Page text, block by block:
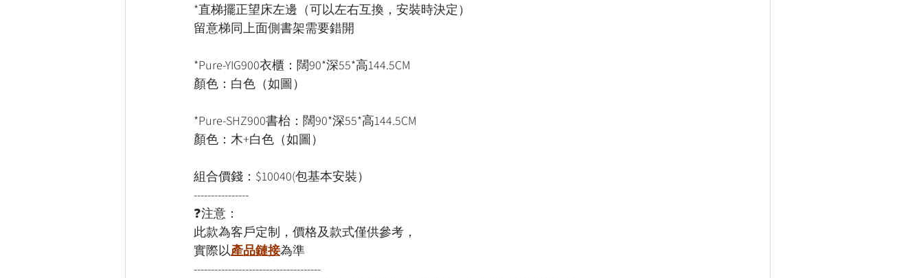
*直梯擺正望床左邊（可以左右互換，安裝時決定）
留意梯同上面側書架需要錯開
*Pure-YIG900衣櫃：闊90*深55*高144.5CM
顏色：白色（如圖）
*Pure-SHZ900書枱：闊90*深55*高144.5CM
顏色：木+白色（如圖）
組合價錢：$10040(包基本安裝）
----------------
❓注意：
此款為客戶定制，價格及款式僅供參考，
實際以產品鏈接為準
-------------------------------------